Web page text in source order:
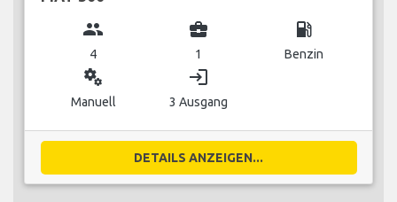
group
4
business_center
1
local_gas_station
Benzin
miscellaneous_services
Manuell
login
3 Ausgang
DETAILS ANZEIGEN...